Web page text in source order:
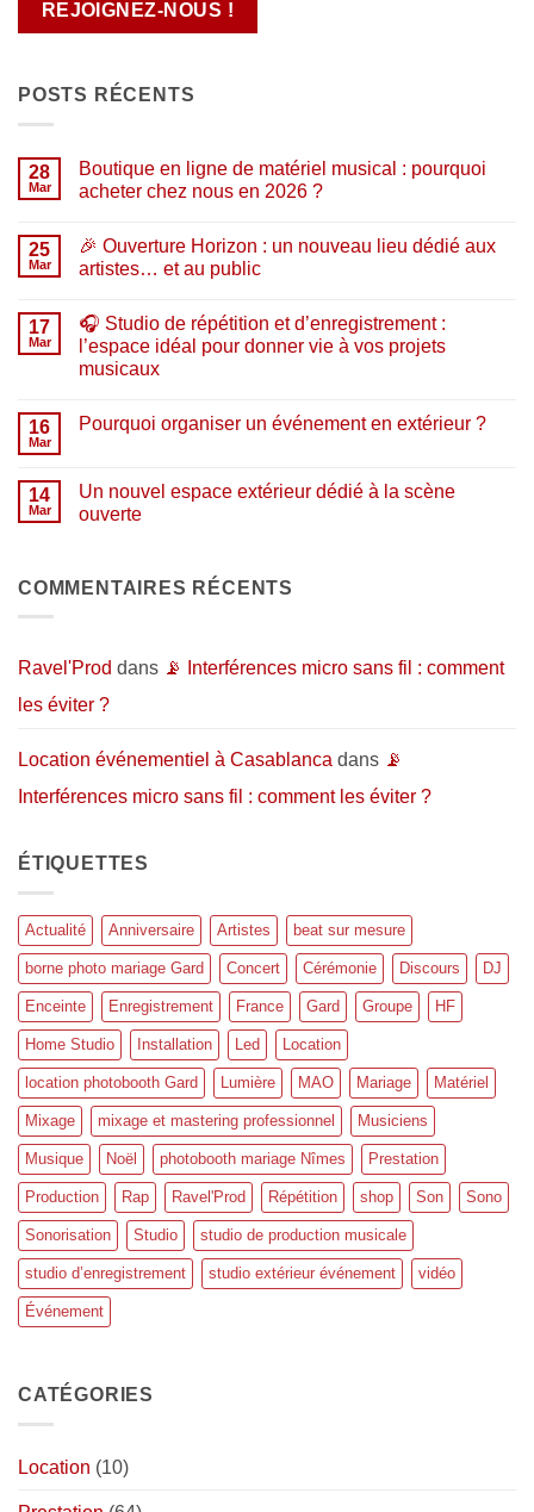
POSTS RÉCENTS
28
Mar
Boutique en ligne de matériel musical : pourquoi
acheter chez nous en 2026 ?
sur
Boutique
en
matériel
musical
pourquoi
nous
en
25
Mar
🎉 Ouverture Horizon : un nouveau lieu dédié aux
artistes… et au public
sur
🎉
Ouverture
Horizon
nouveau
lieu
et
au
public
17
Mar
🎧 Studio de répétition et d’enregistrement :
l’espace idéal pour donner vie à vos projets
musicaux
sur
répétition
et
d’enregistrement
pour
donner
musicaux
16
Mar
Pourquoi organiser un événement en extérieur ?
Pourquoi
organiser
un
?
14
Mar
Un nouvel espace extérieur dédié à la scène
ouverte
Un
nouvel
à
ouverte
COMMENTAIRES RÉCENTS
Ravel'Prod dans 📡 Interférences micro sans fil : comment
les éviter ?
Location événementiel à Casablanca dans 📡
Interférences micro sans fil : comment les éviter ?
ÉTIQUETTES
Actualité Anniversaire Artistes beat sur mesure
borne photo mariage Gard Concert Cérémonie Discours DJ
Enceinte Enregistrement France Gard Groupe HF
Home Studio Installation Led Location
location photobooth Gard Lumière MAO Mariage Matériel
Mixage mixage et mastering professionnel Musiciens
Musique Noël photobooth mariage Nîmes Prestation
Production Rap Ravel'Prod Répétition shop Son Sono
Sonorisation Studio studio de production musicale
studio d’enregistrement studio extérieur événement vidéo
Événement
CATÉGORIES
Location (10)